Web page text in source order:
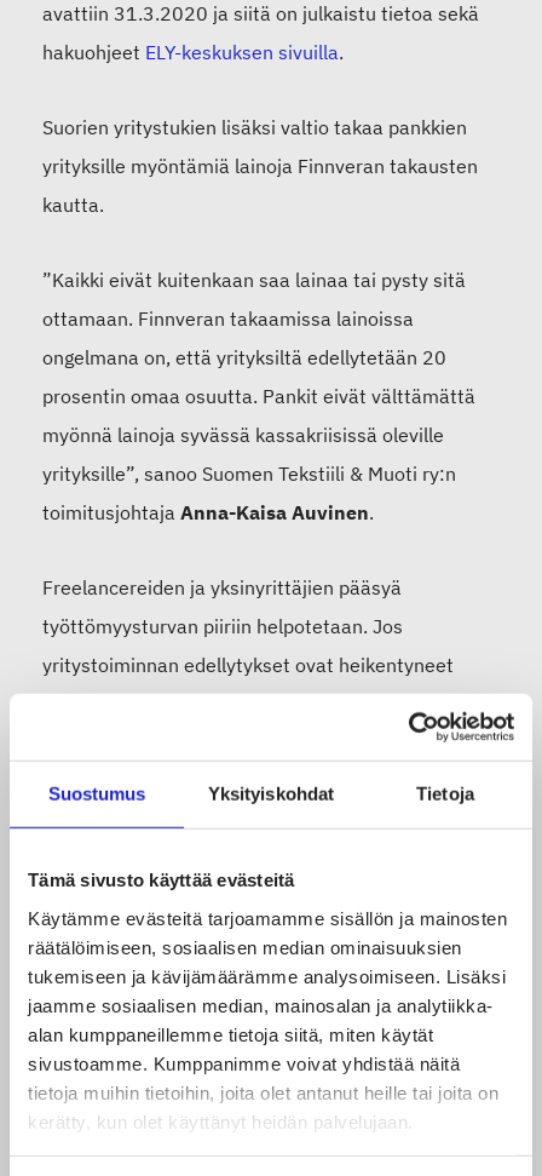
Suostumus Yksityiskohdat Tietoja
Tämä sivusto käyttää evästeitä
Käytämme evästeitä tarjoamamme sisällön ja mainosten
räätälöimiseen, sosiaalisen median ominaisuuksien
tukemiseen ja kävijämäärämme analysoimiseen. Lisäksi
jaamme sosiaalisen median, mainosalan ja analytiikka-
alan kumppaneillemme tietoja siitä, miten käytät
sivustoamme. Kumppanimme voivat yhdistää näitä
tietoja muihin tietoihin, joita olet antanut heille tai joita on
kerätty, kun olet käyttänyt heidän palvelujaan.
avattiin 31.3.2020 ja siitä on julkaistu tietoa sekä
hakuohjeet ELY-keskuksen sivuilla.
Suorien yritystukien lisäksi valtio takaa pankkien
yrityksille myöntämiä lainoja Finnveran takausten
kautta.
”Kaikki eivät kuitenkaan saa lainaa tai pysty sitä
ottamaan. Finnveran takaamissa lainoissa
ongelmana on, että yrityksiltä edellytetään 20
prosentin omaa osuutta. Pankit eivät välttämättä
myönnä lainoja syvässä kassakriisissä oleville
yrityksille”, sanoo Suomen Tekstiili & Muoti ry:n
toimitusjohtaja Anna-Kaisa Auvinen.
Freelancereiden ja yksinyrittäjien pääsyä
työttömyysturvan piiriin helpotetaan. Jos
yritystoiminnan edellytykset ovat heikentyneet
yritystoiminnaksi. Sivutoimisen yritystoiminnan
perusteella henkilöllä on oikeus
yrittäjän työttömyysetuuden saaminen ei
edellyttäisi yritystoiminnan lopettamista. Työ- ja
elinkeinoministeriö valmistelee muutosta ja
tiedotamme sen voimaantulosta verkkosivujemme
koronakoosteessa.
Verohallinnon toimista ja työeläkemaksuista on